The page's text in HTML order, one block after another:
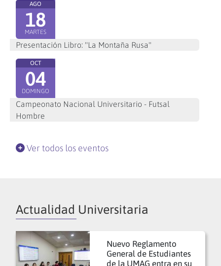
AGO
18
MARTES
Presentación Libro: "La Montaña Rusa"
OCT
04
DOMINGO
Campeonato Nacional Universitario - Futsal
Hombre
Ver todos los eventos
Actualidad Universitaria
Nuevo Reglamento
General de Estudiantes
de la UMAG entra en su